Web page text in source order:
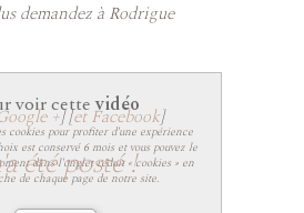
demandez à Rodrigue
voir cettevidéo
cookies pour profiter d'une expérience
est conservé 6 mois et vous pouvez le
dans l'onglet réduit « cookies » en
de chaque page de notre site.
+] [et Facebook]
été posté !